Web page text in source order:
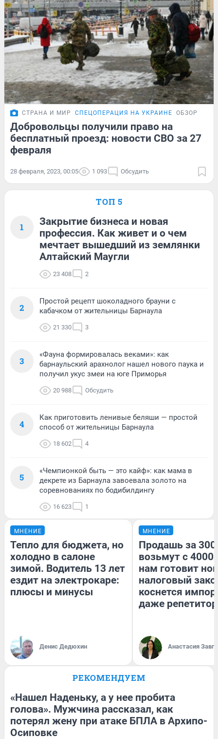
СТРАНА И МИР СПЕЦОПЕРАЦИЯ НА УКРАИНЕ ОБЗОР
Добровольцы получили право на
бесплатный проезд: новости СВО за 27
февраля
28 февраля, 2023, 00:05 1 093 Обсудить
ТОП 5
1
Закрытие бизнеса и новая
профессия. Как живет и о чем
мечтает вышедший из землянки
Алтайский Маугли
23 408 2
2
Простой рецепт шоколадного брауни с
кабачком от жительницы Барнаула
21 330 3
3
«Фауна формировалась веками»: как
барнаульский арахнолог нашел нового паука и
получил укус змеи на юге Приморья
20 988 Обсудить
4
Как приготовить ленивые беляши — простой
способ от жительницы Барнаула
18 602 4
5
«Чемпионкой быть — это кайф»: как мама в
декрете из Барнаула завоевала золото на
соревнованиях по бодибилдингу
16 623 1
МНЕНИЕ
Тепло для бюджета, но
холодно в салоне
зимой. Водитель 13 лет
ездит на электрокаре:
плюсы и минусы
Денис Дедюхин
МНЕНИЕ
Продашь за
возьмут с
нам готовит
налоговый
коснется
даже
Анастасия
РЕКОМЕНДУЕМ
«Нашел Наденьку, а у нее пробита
голова». Мужчина рассказал, как
потерял жену при атаке БПЛА в Архипо-
Осиповке